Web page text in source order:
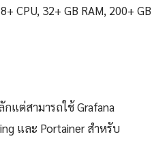
CPU, 32+ GB RAM, 200+ GB
แต่สามารถใช้ Grafana
และ Portainer สำหรับ